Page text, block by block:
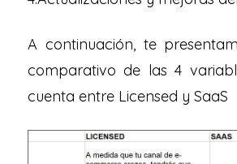
A continuación, te
comparativo de las 4
cuenta entre Licensed y SaaS